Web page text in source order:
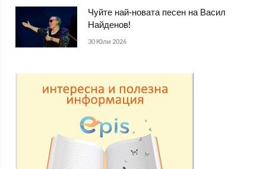
Чуйте най-новата песен на Васил
Найденов!
30 Юли 2026